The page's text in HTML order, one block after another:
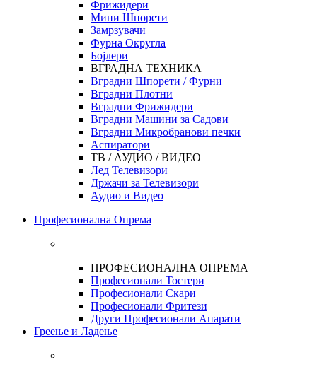
Фрижидери
Мини Шпорети
Замрзувачи
Фурна Округла
Бојлери
ВГРАДНА ТЕХНИКА
Вградни Шпорети / Фурни
Вградни Плотни
Вградни Фрижидери
Вградни Машини за Садови
Вградни Микробранови печки
Аспиратори
ТВ / АУДИО / ВИДЕО
Лед Телевизори
Држачи за Телевизори
Аудио и Видео
Професионална Опрема
ПРОФЕСИОНАЛНА ОПРЕМА
Професионали Тостери
Професионали Скари
Професионали Фритези
Други Професионали Апарати
Греење и Ладење